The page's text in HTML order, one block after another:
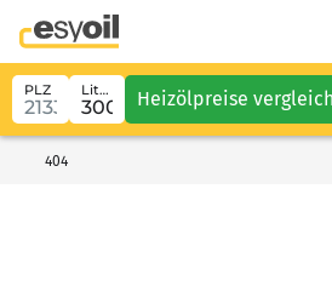
PLZ Liter Heizölpreise
404